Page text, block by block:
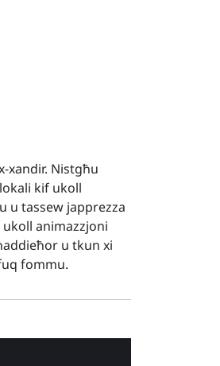
xandir. Nistgħu
kif ukoll
u tassew japprezza
animazzjoni
u tkun xi
fommu.